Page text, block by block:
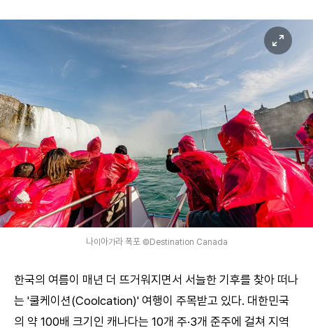
나이아가라 폭포 ©Destination Canada
한국의 여름이 매년 더 뜨거워지면서 서늘한 기후를 찾아 떠나
는 '쿨케이션(Coolcation)' 여행이 주목받고 있다. 대한민국
의 약 100배 크기인 캐나다는 10개 주·3개 준주에 걸쳐 지역